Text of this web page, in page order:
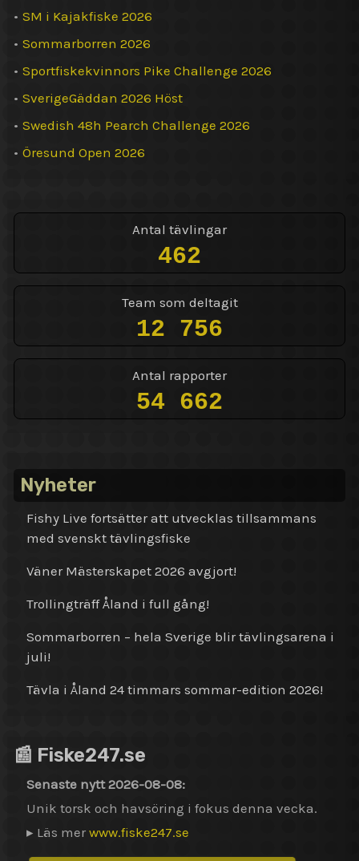
• SM i Kajakfiske 2026
• Sommarborren 2026
• Sportfiskekvinnors Pike Challenge 2026
• SverigeGäddan 2026 Höst
• Swedish 48h Pearch Challenge 2026
• Öresund Open 2026
Antal tävlingar
462
Team som deltagit
12 756
Antal rapporter
54 662
Nyheter
Fishy Live fortsätter att utvecklas tillsammans
med svenskt tävlingsfiske
Väner Mästerskapet 2026 avgjort!
Trollingträff Åland i full gång!
Sommarborren – hela Sverige blir tävlingsarena i
juli!
Tävla i Åland 24 timmars sommar-edition 2026!
📰 Fiske247.se
Senaste nytt 2026-08-08:
Unik torsk och havsöring i fokus denna vecka.
▸ Läs merwww.fiske247.se